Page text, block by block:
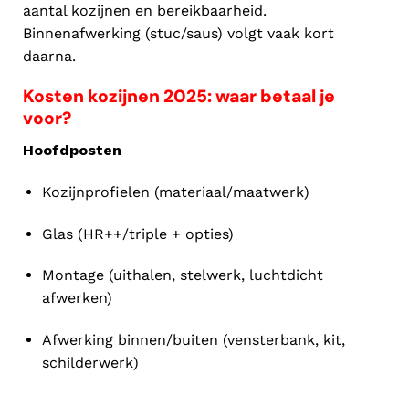
aantal kozijnen en bereikbaarheid.
Binnenafwerking (stuc/saus) volgt vaak kort
daarna.
Kosten kozijnen 2025: waar betaal je
voor?
Hoofdposten
Kozijnprofielen (materiaal/maatwerk)
Glas (HR++/triple + opties)
Montage (uithalen, stelwerk, luchtdicht
afwerken)
Afwerking binnen/buiten (vensterbank, kit,
schilderwerk)